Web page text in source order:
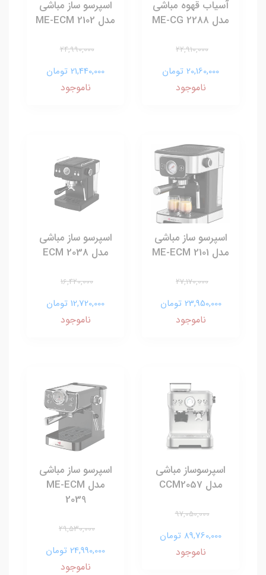
آسیاب قهوه مباشی
مدل ME-CG 2288
22,910,000
20,160,000 تومان
ناموجود
اسپرسو ساز مباشی
مدل ME-ECM 2102
24,990,000
21,440,000 تومان
ناموجود
اسپرسو ساز مباشی
مدل ME-ECM 2101
27,170,000
23,950,000 تومان
ناموجود
اسپرسو ساز مباشی
مدل ECM 2038
16,420,000
12,720,000 تومان
ناموجود
اسپرسوساز مباشی
مدل CCM2057
97,050,000
89,760,000 تومان
ناموجود
اسپرسو ساز مباشی
مدل ME-ECM
2039
29,530,000
24,990,000 تومان
ناموجود